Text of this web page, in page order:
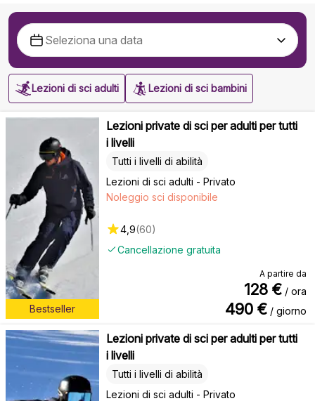
Lezioni di sci adulti Lezioni di sci bambini
Bestseller
Lezioni private di sci per adulti per tutti
i livelli
Lezioni di sci adulti - Privato
Tutti i livelli di abilità
Cancellazione gratuita
Noleggio sci disponibile
4,9(60)
A partire da
128 € / ora
490 € / giorno
Lezioni private di sci per adulti per tutti
i livelli
Lezioni di sci adulti - Privato
Tutti i livelli di abilità